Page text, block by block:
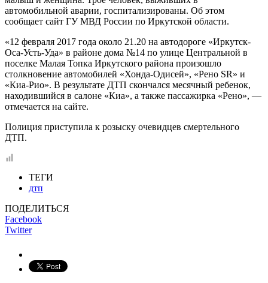
автомобильной аварии, госпитализированы. Об этом
сообщает сайт ГУ МВД России по Иркутской области.
«12 февраля 2017 года около 21.20 на автодороге «Иркутск-
Оса-Усть-Уда» в районе дома №14 по улице Центральной в
поселке Малая Топка Иркутского района произошло
столкновение автомобилей «Хонда-Одисей», «Рено SR» и
«Киа-Рио». В результате ДТП скончался месячный ребенок,
находившийся в салоне «Киа», а также пассажирка «Рено», —
отмечается на сайте.
Полиция приступила к розыску очевидцев смертельного
ДТП.
ТЕГИ
дтп
ПОДЕЛИТЬСЯ
Facebook
Twitter